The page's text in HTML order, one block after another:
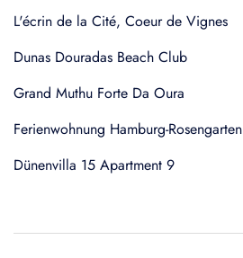
L'écrin de la Cité, Coeur de Vignes
Dunas Douradas Beach Club
Grand Muthu Forte Da Oura
Ferienwohnung Hamburg-Rosengarten
Dünenvilla 15 Apartment 9